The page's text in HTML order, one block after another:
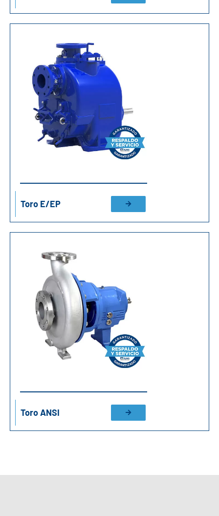
Toro E/EP
Toro ANSI